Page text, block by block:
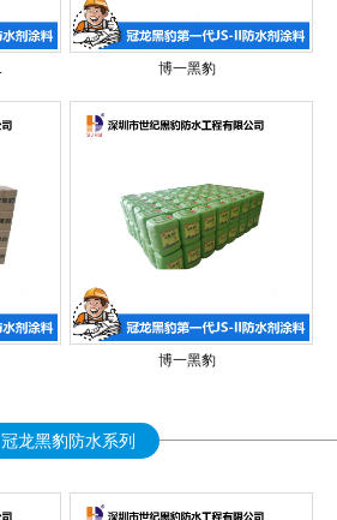
博一黑豹
博一黑豹
冠龙黑豹防水系列